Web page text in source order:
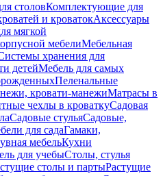
столовКомплектующие для
и кроватокАксессуары
мягкой
мебелиМебельная
хранения для
детейМебель для самых
Пеленальные
кровати-манежиМатрасы в
чехлы в кроваткуСадовая
Садовые стульяСадовые,
для садаГамаки,
мебельКухни
для учебыСтолы, стулья
столы и партыРастущие